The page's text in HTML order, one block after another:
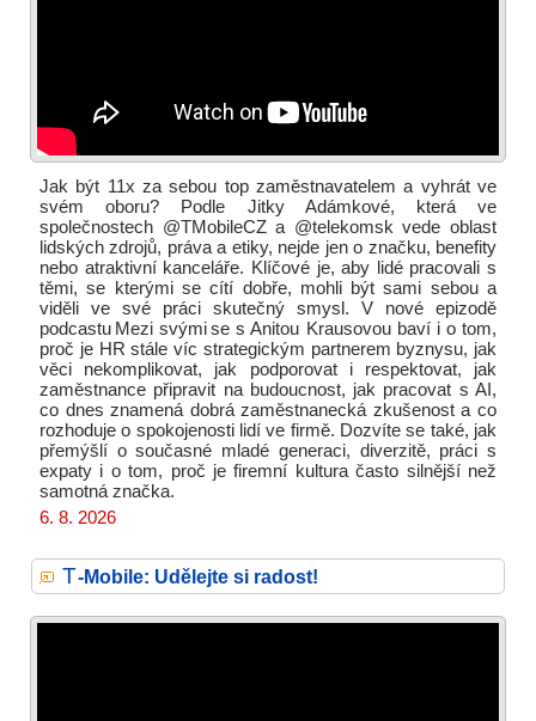
Jak být 11x za sebou top zaměstnavatelem a vyhrát ve
svém oboru? Podle Jitky Adámkové, která ve
společnostech @TMobileCZ a @telekomsk vede oblast
lidských zdrojů, práva a etiky, nejde jen o značku, benefity
nebo atraktivní kanceláře. Klíčové je, aby lidé pracovali s
těmi, se kterými se cítí dobře, mohli být sami sebou a
viděli ve své práci skutečný smysl. V nové epizodě
podcastu Mezi svými se s Anitou Krausovou baví i o tom,
proč je HR stále víc strategickým partnerem byznysu, jak
věci nekomplikovat, jak podporovat i respektovat, jak
zaměstnance připravit na budoucnost, jak pracovat s AI,
co dnes znamená dobrá zaměstnanecká zkušenost a co
rozhoduje o spokojenosti lidí ve firmě. Dozvíte se také, jak
přemýšlí o současné mladé generaci, diverzitě, práci s
expaty i o tom, proč je firemní kultura často silnější než
samotná značka.
6. 8. 2026
T-Mobile: Udělejte si radost!